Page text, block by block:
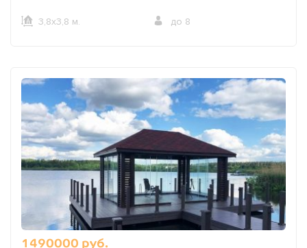
3,8х3,8 м. до 8
1490000 руб.